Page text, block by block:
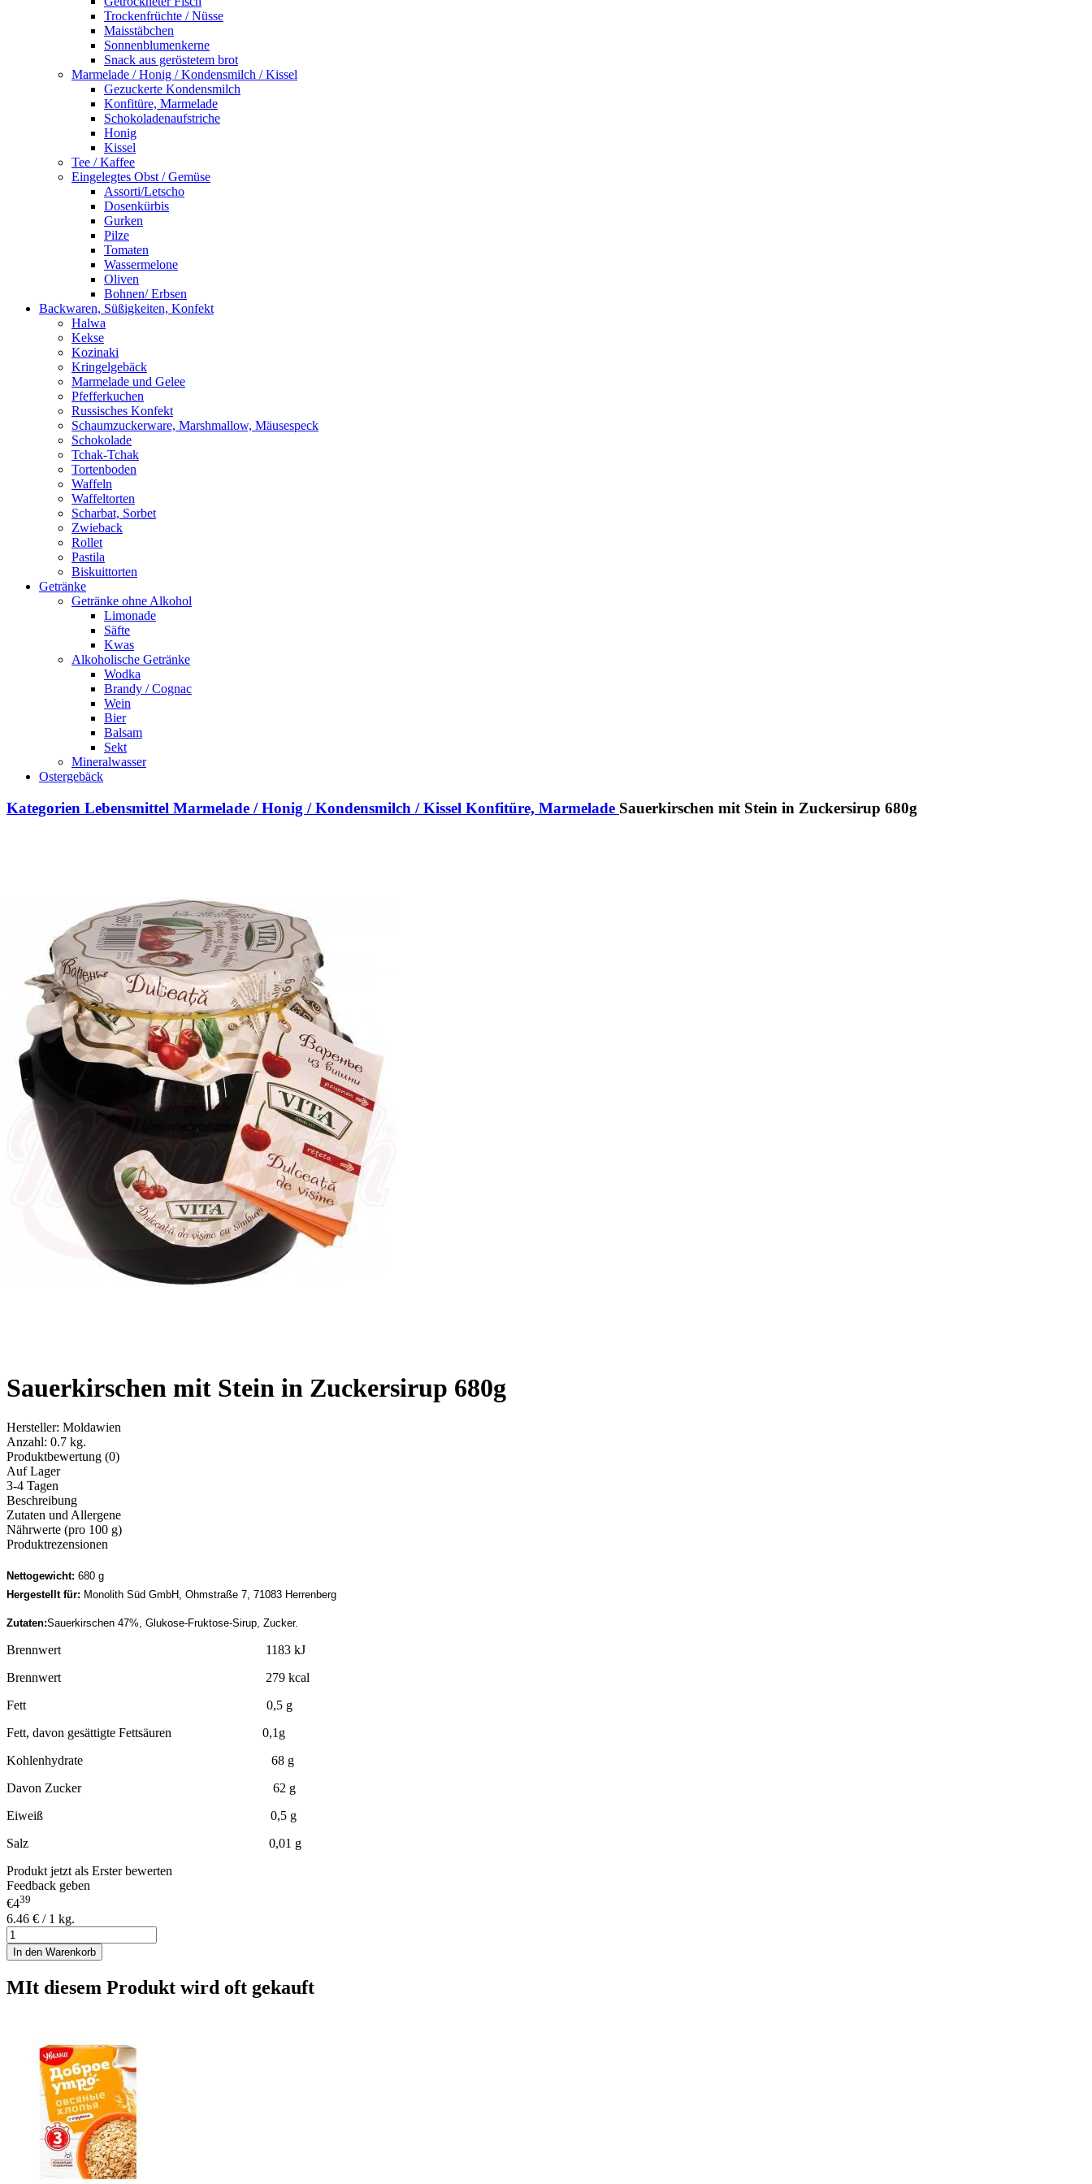
Trockenfrüchte / Nüsse
Maisstäbchen
Sonnenblumenkerne
Snack aus geröstetem brot
Marmelade / Honig / Kondensmilch / Kissel
Gezuckerte Kondensmilch
Konfitüre, Marmelade
Schokoladenaufstriche
Honig
Kissel
Tee / Kaffee
Eingelegtes Obst / Gemüse
Assorti/Letscho
Dosenkürbis
Gurken
Pilze
Tomaten
Wassermelone
Oliven
Bohnen/ Erbsen
Backwaren, Süßigkeiten, Konfekt
Halwa
Kekse
Kozinaki
Kringelgebäck
Marmelade und Gelee
Pfefferkuchen
Russisches Konfekt
Schaumzuckerware, Marshmallow, Mäusespeck
Schokolade
Tchak-Tchak
Tortenboden
Waffeln
Waffeltorten
Scharbat, Sorbet
Zwieback
Rollet
Pastila
Biskuittorten
Getränke
Getränke ohne Alkohol
Limonade
Säfte
Kwas
Alkoholische Getränke
Wodka
Brandy / Cognac
Wein
Bier
Balsam
Sekt
Mineralwasser
Ostergebäck
Kategorien Lebensmittel Marmelade / Honig / Kondensmilch / Kissel Konfitüre, Marmelade Sauerkirschen mit Stein in Zuckersirup 680g
Sauerkirschen mit Stein in Zuckersirup 680g
Hersteller: Moldawien
Anzahl: 0.7 kg.
Produktbewertung (0)
Auf Lager
3-4 Tagen
Beschreibung
Zutaten und Allergene
Nährwerte (pro 100 g)
Produktrezensionen
Nettogewicht: 680 g
Hergestellt für: Monolith Süd GmbH, Ohmstraße 7, 71083 Herrenberg
Zutaten:Sauerkirschen 47%, Glukose-Fruktose-Sirup, Zucker.
Brennwert 1183 kJ
Brennwert 279 kcal
Fett 0,5 g
Fett, davon gesättigte Fettsäuren 0,1g
Kohlenhydrate 68 g
Davon Zucker 62 g
Eiweiß 0,5 g
Salz 0,01 g
Produkt jetzt als Erster bewerten
Feedback geben
€439
6.46 € / 1 kg.
In den Warenkorb
MIt diesem Produkt wird oft gekauft